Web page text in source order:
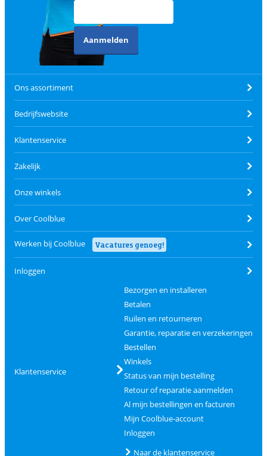
Aanmelden
Ons assortiment
Bedrijfswebsite
Klantenservice
Zakelijk
Onze winkels
Over Coolblue
Werken bij Coolblue Vacatures genoeg!
Inloggen
Klantenservice
Bezorgen en installeren
Betalen
Ruilen en retourneren
Garantie, reparatie en verzekeringen
Bestellen
Winkels
Status van mijn bestelling
Retour of reparatie aanmelden
Al mijn bestellingen en facturen
Mijn Coolblue-account
Inloggen
Naar de klantenservice